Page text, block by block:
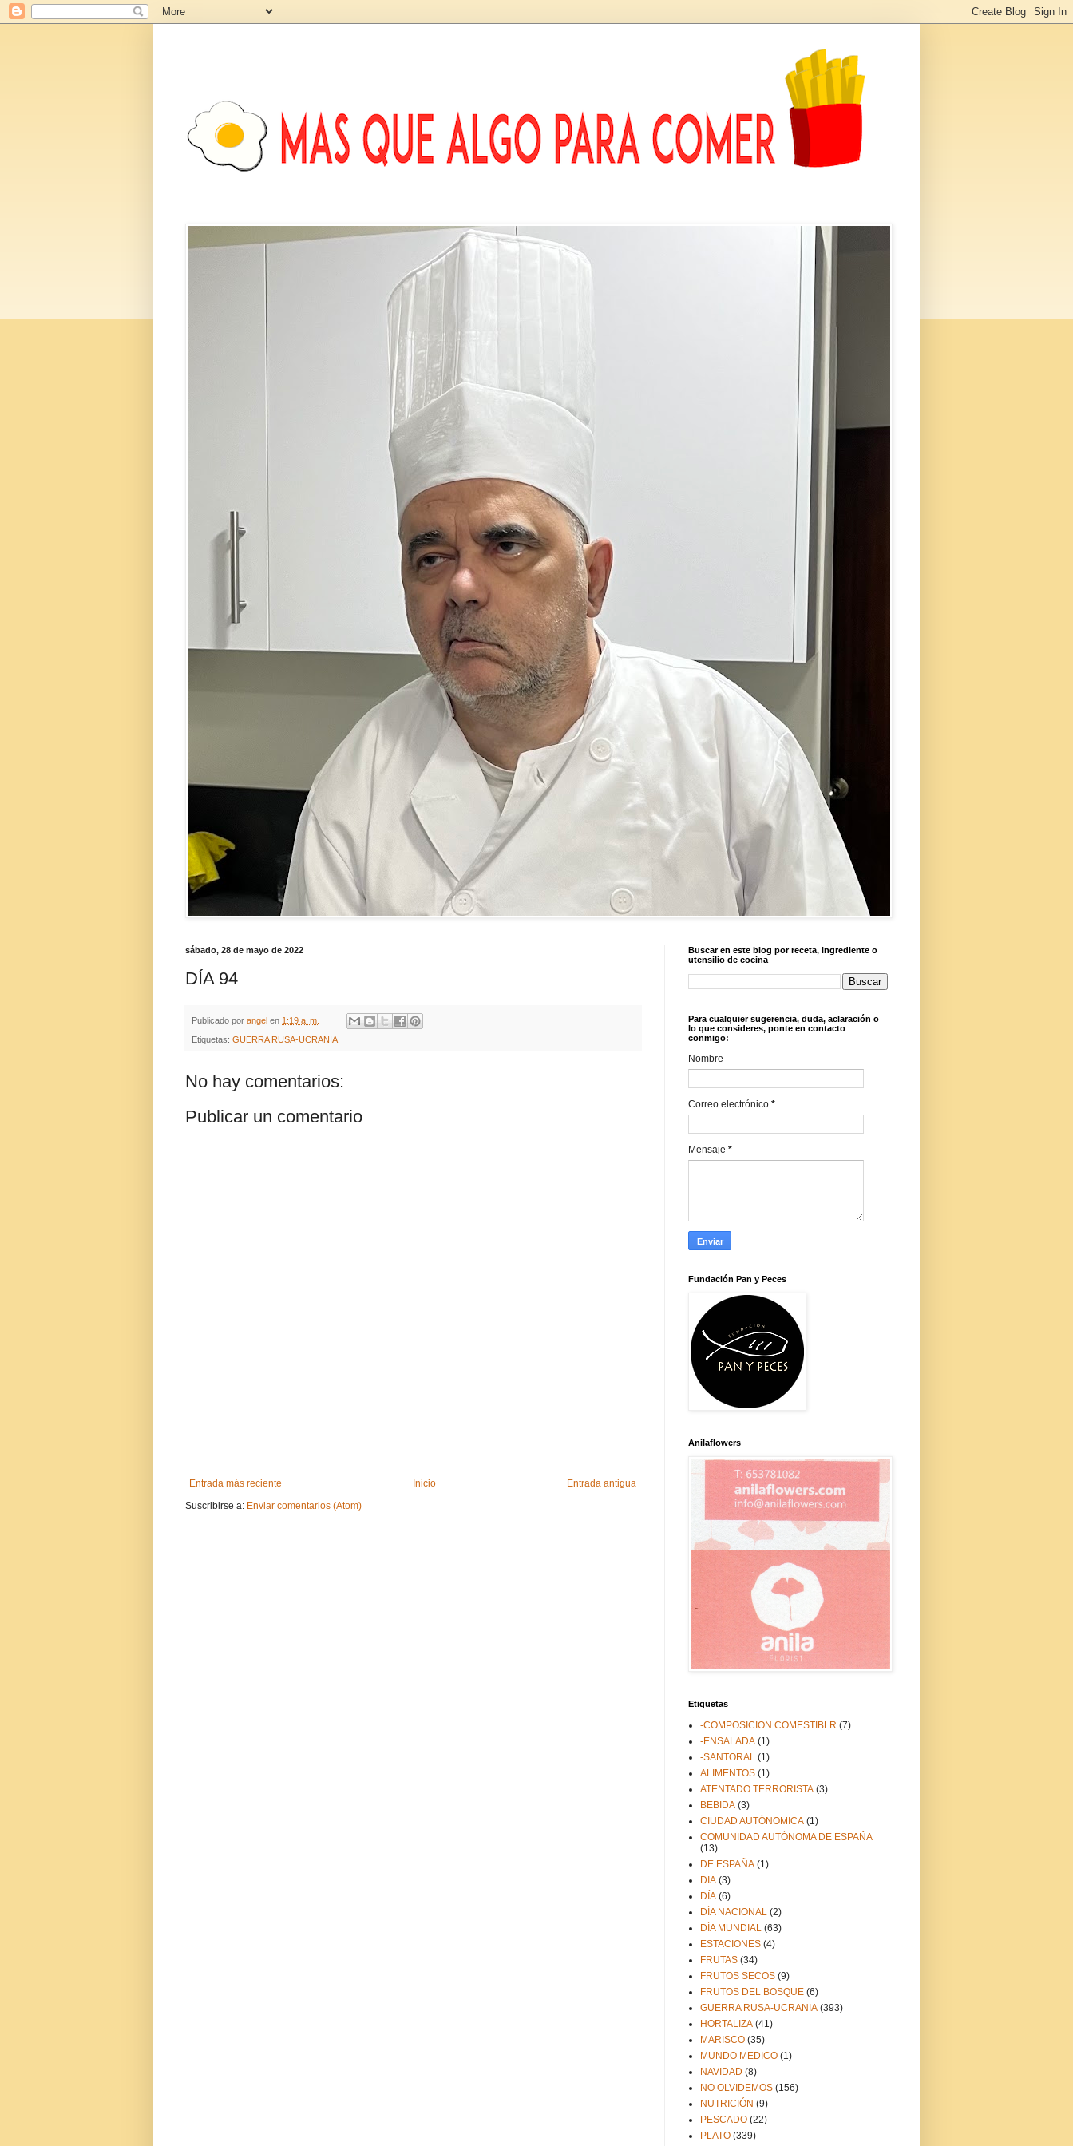
sábado, 28 de mayo de 2022
DÍA 94
Publicado por angel en 1:19 a. m.
Etiquetas: GUERRA RUSA-UCRANIA
No hay comentarios:
Publicar un comentario
Entrada más reciente Entrada antigua
Inicio
Suscribirse a: Enviar comentarios (Atom)
Buscar en este blog por receta, ingrediente o
utensilio de cocina
Para cualquier sugerencia, duda, aclaración o
lo que consideres, ponte en contacto
conmigo:
Nombre
Correo electrónico *
Mensaje *
Fundación Pan y Peces
Anilaflowers
Etiquetas
-COMPOSICION COMESTIBLR (7)
-ENSALADA (1)
-SANTORAL (1)
ALIMENTOS (1)
ATENTADO TERRORISTA (3)
BEBIDA (3)
CIUDAD AUTÓNOMICA (1)
COMUNIDAD AUTÓNOMA DE ESPAÑA
(13)
DE ESPAÑA (1)
DIA (3)
DÍA (6)
DÍA NACIONAL (2)
DÍA MUNDIAL (63)
ESTACIONES (4)
FRUTAS (34)
FRUTOS SECOS (9)
FRUTOS DEL BOSQUE (6)
GUERRA RUSA-UCRANIA (393)
HORTALIZA (41)
MARISCO (35)
MUNDO MEDICO (1)
NAVIDAD (8)
NO OLVIDEMOS (156)
NUTRICIÓN (9)
PESCADO (22)
PLATO (339)